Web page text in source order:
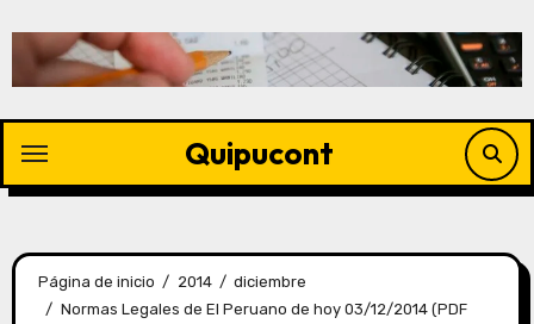
Quipucont
Página de inicio 2014
diciembre
Normas Legales de El Peruano de hoy 03/12/2014 (PDF